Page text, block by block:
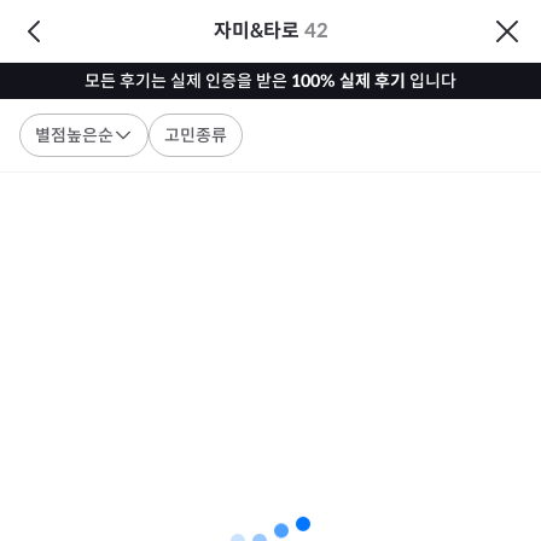
자미&타로 42
모든 후기는 실제 인증을 받은 100% 실제 후기 입니다
별점높은순 고민종류